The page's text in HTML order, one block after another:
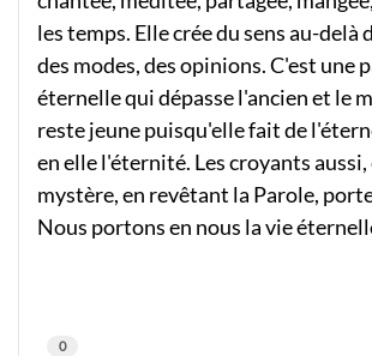
les temps. Elle crée du sens au-delà
des modes, des opinions. C'est une
éternelle qui dépasse l'ancien et le
reste jeune puisqu'elle fait de
en elle l'éternité. Les croyants
mystère, en revêtant la Parole,
Nous portons en nous la vie
0